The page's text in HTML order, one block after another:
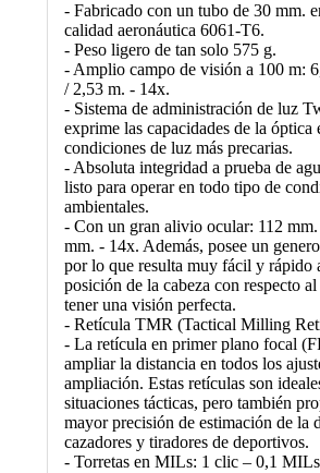
- Fabricado con un tubo de 30 mm.
calidad aeronáutica 6061-T6.
- Peso ligero de tan solo 575 g.
- Amplio campo de visión a 100 m:
/ 2,53 m. - 14x.
- Sistema de administración de luz
exprime las capacidades de la óptica
condiciones de luz más precarias.
- Absoluta integridad a prueba de
listo para operar en todo tipo de
ambientales.
- Con un gran alivio ocular: 112
mm. - 14x. Además, posee un
por lo que resulta muy fácil y rápido
posición de la cabeza con respecto
tener una visión perfecta.
- Retícula TMR (Tactical Milling
- La retícula en primer plano focal
ampliar la distancia en todos los
ampliación. Estas retículas son
situaciones tácticas, pero también
mayor precisión de estimación de la
cazadores y tiradores de deportivos.
- Torretas en MILs: 1 clic – 0,1